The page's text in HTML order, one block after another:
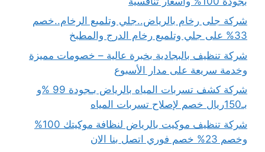
شركة جلى رخام بالرياض..جلي وتلميع الرخام..خصم
33% على جلي وتلميع رخام الدرج والمطبخ
شركة تنظيف بالبجادية بخبرة عالية – خصومات مميزة
وخدمة سريعة على مدار الأسبوع
شركة كشف تسربات المياه بالرياض بـجودة 99 %و
بـ150ريال خصم لإصلاح تسربات المياه
شركة تنظيف موكيت بالرياض لنظافة موكيتك 100%
وخصم 23% خصم فوري اتصل بنا الان